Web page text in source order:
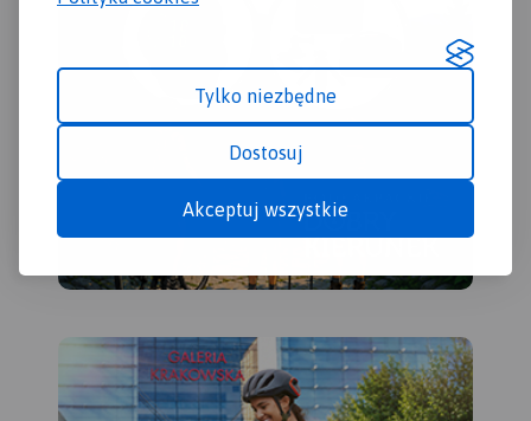
Tylko niezbędne
Dostosuj
Akceptuj wszystkie
warstwic o cięciu co 10 m.
Obszar mapy ograniczony
jest współrzędnymi 17°25’ -
18°14’ długości geograficznej
wschodniej oraz 51°24’-51°48’
szerokości geograficznej